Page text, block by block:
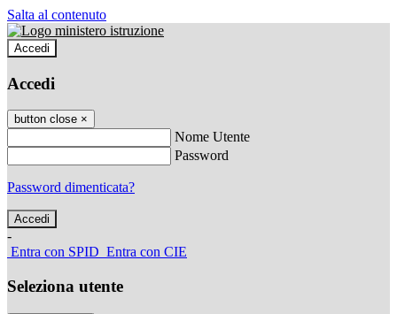
Salta al contenuto
Accedi
Accedi
button close ×
Nome Utente
Password
Password dimenticata?
-
Entra con SPID Entra con CIE
Seleziona utente